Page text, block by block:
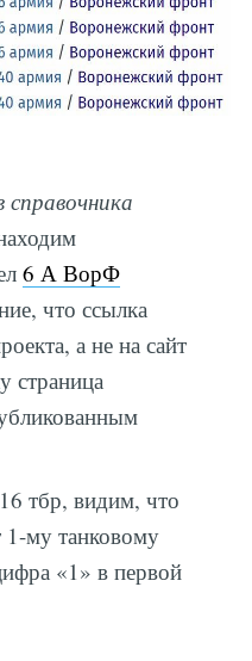
справочника
6 А ВорФ
что ссылка
а не на сайт
тбр, видим, что
1-му танковому
«1» в первой